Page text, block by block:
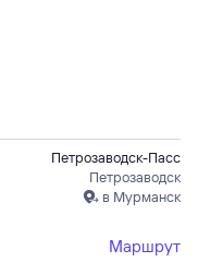
Петрозаводск-Пасс
Петрозаводск
в Мурманск
Маршрут